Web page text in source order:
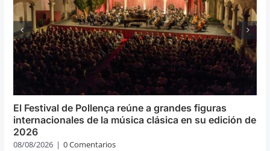
El Festival de Pollença reúne a grandes figuras
internacionales de la música clásica en su edición de
2026
08/08/2026 | 0 Comentarios